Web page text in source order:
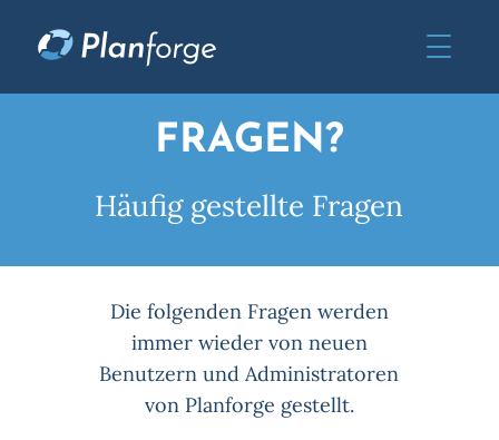
FRAGEN?
Häufig gestellte Fragen
Die folgenden Fragen werden
immer wieder von neuen
Benutzern und Administratoren
von Planforge gestellt.